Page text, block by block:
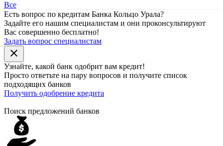
Все
Есть вопрос по кредитам Банка Кольцо Урала?
Задайте его нашим специалистам и они проконсультируют
Вас совершенно бесплатно!
Задать вопрос специалистам
close
Узнайте, какой банк одобрит вам кредит!
Просто ответьте на пару вопросов и получите список
подходящих банков
Получить одобрение кредита
Поиск предложений банков